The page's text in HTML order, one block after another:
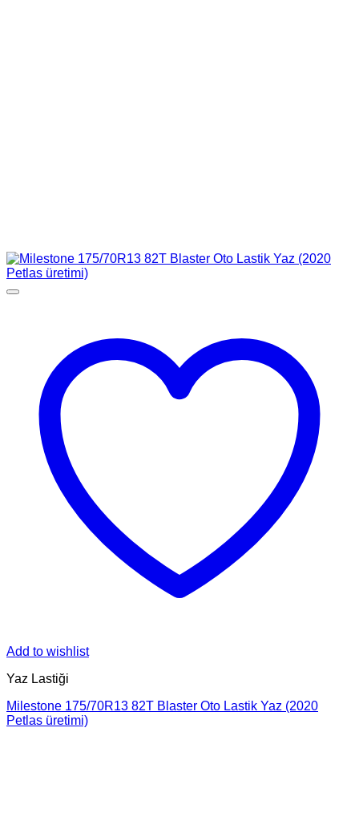
Add to wishlist
Yaz Lastiği
Milestone 175/70R13 82T Blaster Oto Lastik Yaz (2020
Petlas üretimi)